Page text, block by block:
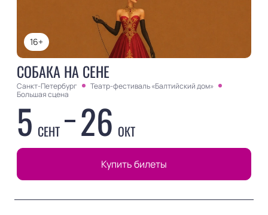
16+
СОБАКА НА СЕНЕ
Санкт-Петербург
Театр-фестиваль «Балтийский дом»
Большая сцена
5 СЕНТ 26 ОКТ
Купить билеты